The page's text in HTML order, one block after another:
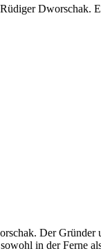
Der
in der Ferne